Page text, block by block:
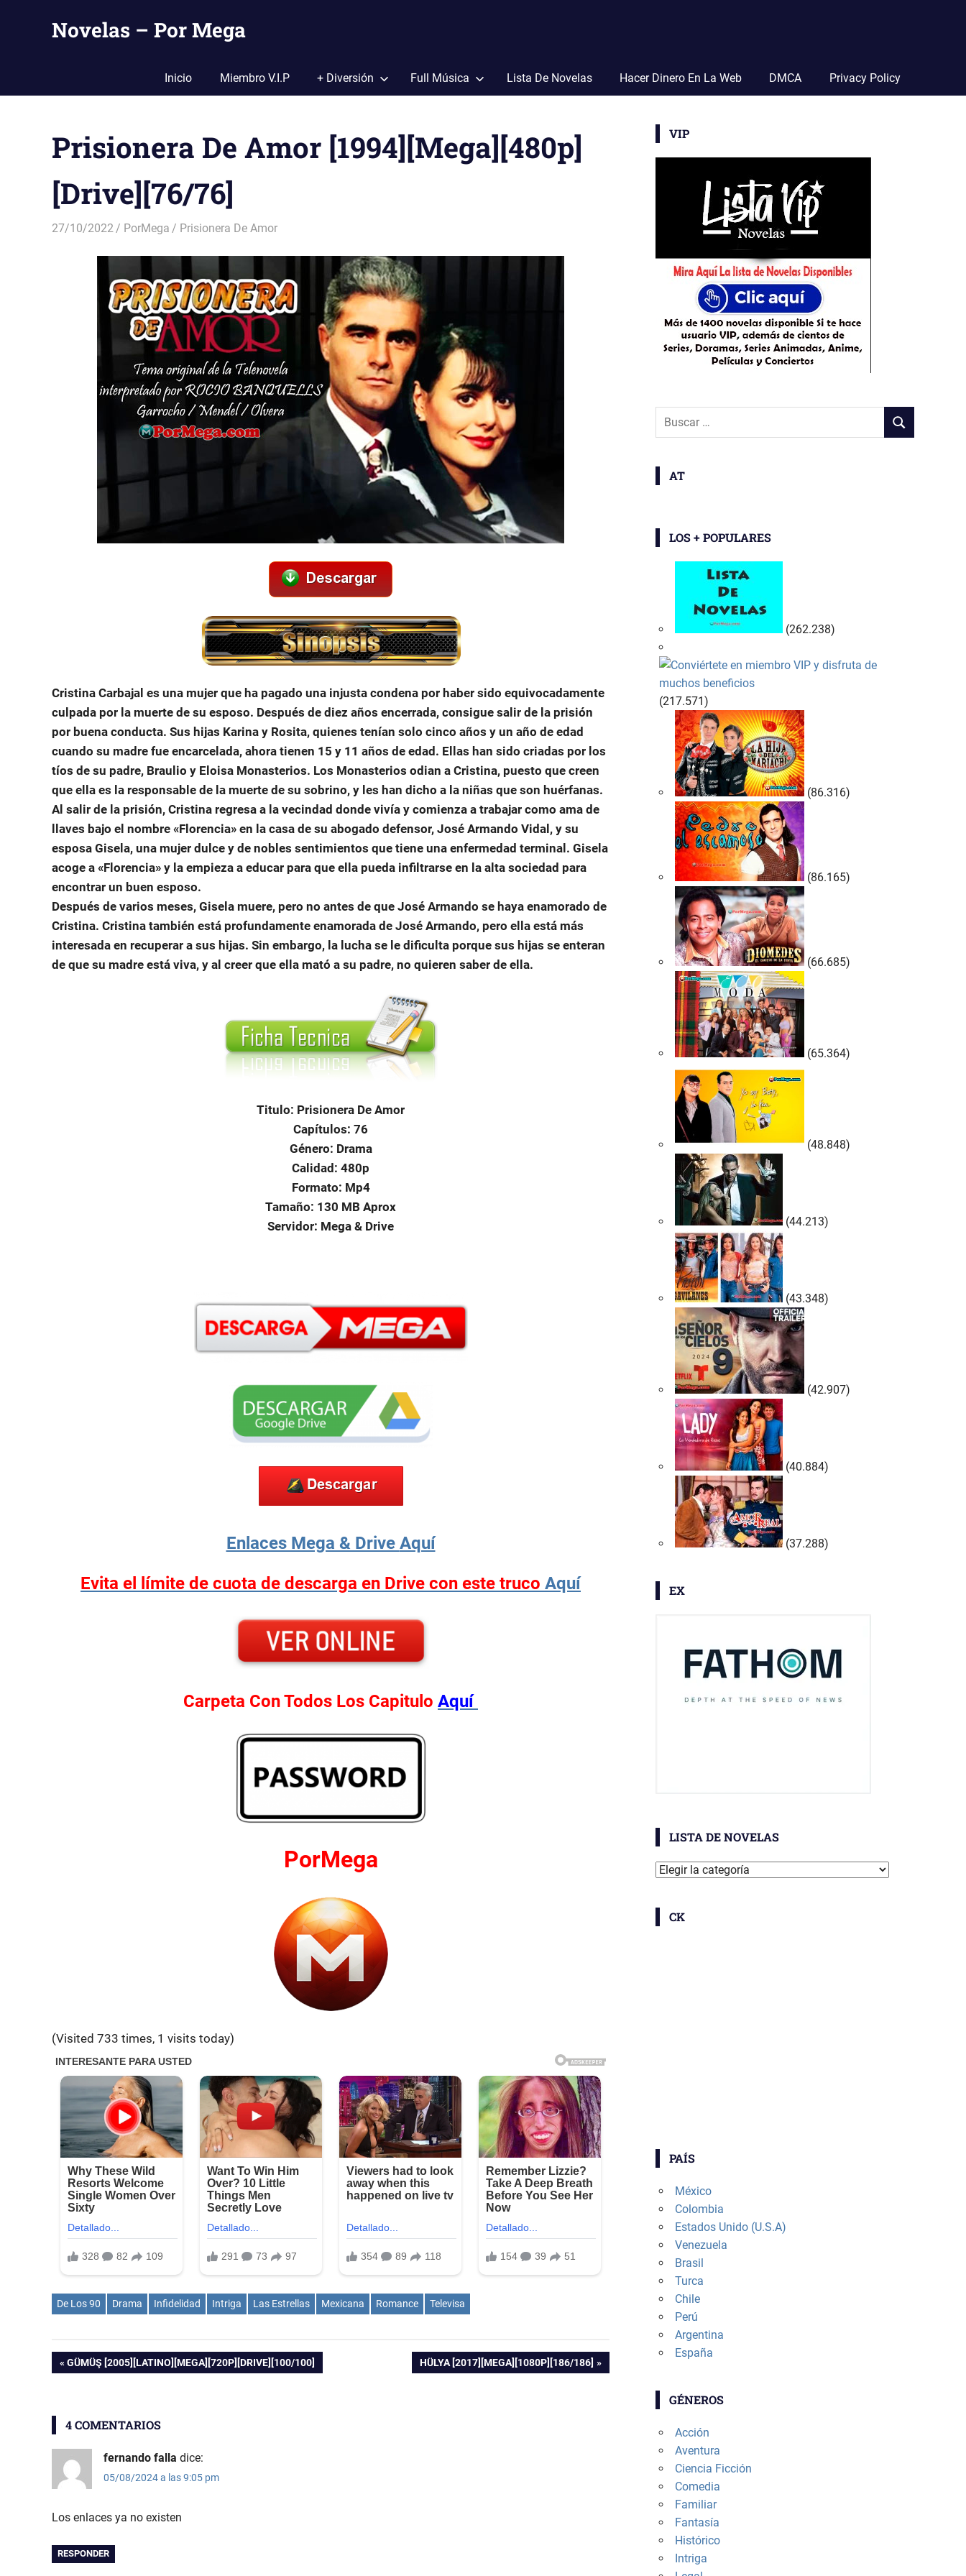
Novelas – Por Mega
Inicio Miembro V.I.P + Diversión Full Música Lista De Novelas Hacer Dinero En La Web DMCA Privacy Policy
Prisionera De Amor [1994][Mega][480p]
[Drive][76/76]
27/10/2022 PorMega Prisionera De Amor
Cristina Carbajal es una mujer que ha pagado una injusta condena por haber sido equivocadamente
culpada por la muerte de su esposo. Después de diez años encerrada, consigue salir de la prisión
por buena conducta. Sus hijas Karina y Rosita, quienes tenían solo cinco años y un año de edad
cuando su madre fue encarcelada, ahora tienen 15 y 11 años de edad. Ellas han sido criadas por los
tíos de su padre, Braulio y Eloisa Monasterios. Los Monasterios odian a Cristina, puesto que creen
que ella es la responsable de la muerte de su sobrino, y les han dicho a la niñas que son huérfanas.
Al salir de la prisión, Cristina regresa a la vecindad donde vivía y comienza a trabajar como ama de
llaves bajo el nombre «Florencia» en la casa de su abogado defensor, José Armando Vidal, y su
esposa Gisela, una mujer dulce y de nobles sentimientos que tiene una enfermedad terminal. Gisela
acoge a «Florencia» y la empieza a educar para que ella pueda infiltrarse en la alta sociedad para
encontrar un buen esposo.
Después de varios meses, Gisela muere, pero no antes de que José Armando se haya enamorado de
Cristina. Cristina también está profundamente enamorada de José Armando, pero ella está más
interesada en recuperar a sus hijas. Sin embargo, la lucha se le dificulta porque sus hijas se enteran
de que su madre está viva, y al creer que ella mató a su padre, no quieren saber de ella.
Titulo: Prisionera De Amor
Capítulos: 76
Género: Drama
Calidad: 480p
Formato: Mp4
Tamaño: 130 MB Aprox
Servidor: Mega & Drive
Enlaces Mega & Drive Aquí
Evita el límite de cuota de descarga en Drive con este truco Aquí
Carpeta Con Todos Los Capitulo Aquí
PorMega
(Visited 733 times, 1 visits today)
De Los 90 Drama Infidelidad Intriga Las Estrellas Mexicana Romance Televisa
Navegación
entradas
ENTRADA
GÜMÜŞ [2005][LATINO][MEGA][720P][DRIVE][100/100]
ENTRADA
HÜLYA [2017][MEGA][1080P][186/186]
4 COMENTARIOS
fernando falla dice:
05/08/2024 a las 9:05 pm
Los enlaces ya no existen
RESPONDER
VIP
Buscar:
BUSCAR
AT
LOS + POPULARES
(262.238)
(217.571)
(86.316)
(86.165)
(66.685)
(65.364)
(48.848)
(44.213)
(43.348)
(42.907)
(40.884)
(37.288)
EX
LISTA DE NOVELAS
Lista
Novelas
CK
PAÍS
México
Colombia
Estados Unido (U.S.A)
Venezuela
Brasil
Turca
Chile
Perú
Argentina
España
GÉNEROS
Acción
Aventura
Ciencia Ficción
Comedia
Familiar
Fantasía
Histórico
Intriga